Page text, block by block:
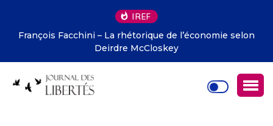
IREF
François Facchini – La rhétorique de l’économie selon
Deirdre McCloskey